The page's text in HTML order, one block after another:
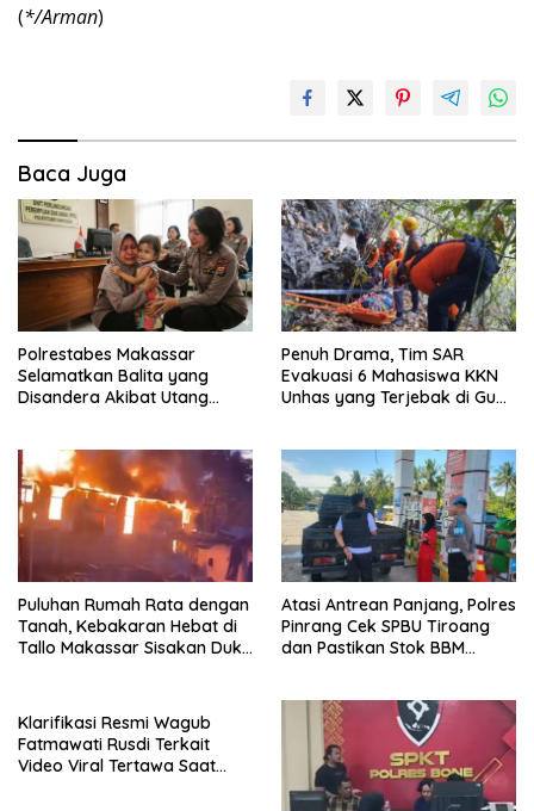
(*/Arman)
Baca Juga
Polrestabes Makassar
Selamatkan Balita yang
Disandera Akibat Utang
Penuh Drama, Tim SAR
Evakuasi 6 Mahasiswa KKN
Unhas yang Terjebak di Gua
Puluhan Rumah Rata dengan
Tanah, Kebakaran Hebat di
Tallo Makassar Sisakan Duka
Atasi Antrean Panjang, Polres
Pinrang Cek SPBU Tiroang
dan Pastikan Stok BBM
Klarifikasi Resmi Wagub
Fatmawati Rusdi Terkait
Video Viral Tertawa Saat